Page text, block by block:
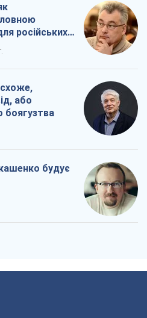
російських
схоже,
або
боягузтва
будує